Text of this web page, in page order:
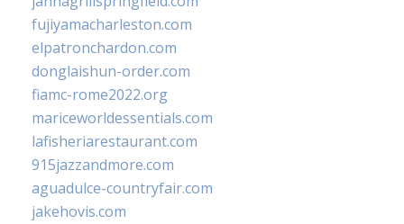
fujiyamacharleston.com
elpatronchardon.com
donglaishun-order.com
fiamc-rome2022.org
mariceworldessentials.com
lafisheriarestaurant.com
915jazzandmore.com
aguadulce-countryfair.com
jakehovis.com